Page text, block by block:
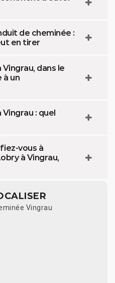
de cheminée :
en tirer
dans le
à un
: quel
vous à
à Vingrau,
Vingrau